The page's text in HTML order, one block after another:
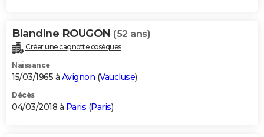
Blandine ROUGON (52 ans)
Créer une cagnotte obsèques
Naissance
15/03/1965 à Avignon (Vaucluse)
Décès
04/03/2018 à Paris (Paris)